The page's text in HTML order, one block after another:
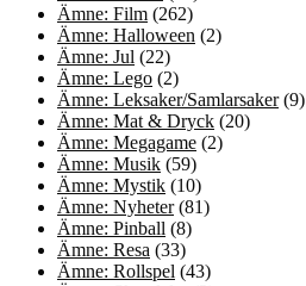
Ämne: Film (262)
Ämne: Halloween (2)
Ämne: Jul (22)
Ämne: Lego (2)
Ämne: Leksaker/Samlarsaker(9)
Ämne: Mat & Dryck (20)
Ämne: Megagame (2)
Ämne: Musik (59)
Ämne: Mystik (10)
Ämne: Nyheter(81)
Ämne: Pinball (8)
Ämne: Resa (33)
Ämne: Rollspel (43)